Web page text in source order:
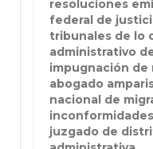
resoluciones
federal de
tribunales de lo
administrativo
impugnación de
abogado
nacional de
inconformidades
juzgado de